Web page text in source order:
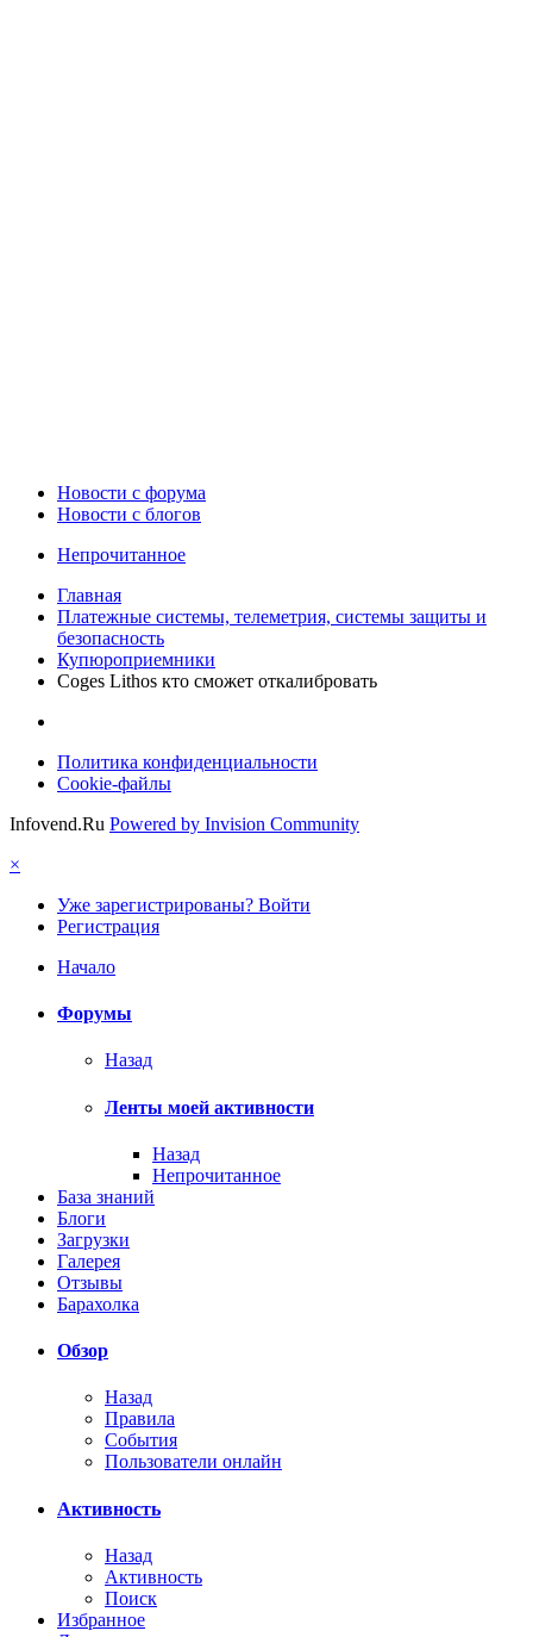
Новости c форума
Новости с блогов
Непрочитанное
Главная
Платежные системы, телеметрия, системы защиты и
безопасность
Купюроприемники
Coges Lithos кто сможет откалибровать
Политика конфиденциальности
Cookie-файлы
Infovend.Ru Powered by Invision Community
×
Уже зарегистрированы? Войти
Регистрация
Начало
Форумы
Назад
Ленты моей активности
Назад
Непрочитанное
База знаний
Блоги
Загрузки
Галерея
Отзывы
Барахолка
Обзор
Назад
Правила
События
Пользователи онлайн
Активность
Назад
Активность
Поиск
Избранное